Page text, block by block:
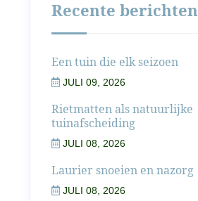
Recente berichten
Een tuin die elk seizoen
JULI 09, 2026
Rietmatten als natuurlijke
tuinafscheiding
JULI 08, 2026
Laurier snoeien en nazorg
JULI 08, 2026